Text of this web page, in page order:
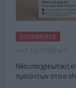
ECOMMERCE
Νέα υποχρεωτική
προϊόντων στα e-